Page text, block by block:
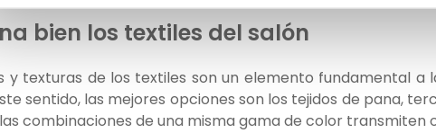
bien los textiles del salón
y texturas de los textiles son un elemento fundamental a
sentido, las mejores opciones son los tejidos de pana,
combinaciones de una misma gama de color transmiten